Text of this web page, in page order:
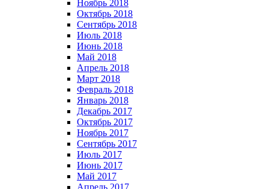
Ноябрь 2018
Октябрь 2018
Сентябрь 2018
Июль 2018
Июнь 2018
Май 2018
Апрель 2018
Март 2018
Февраль 2018
Январь 2018
Декабрь 2017
Октябрь 2017
Ноябрь 2017
Сентябрь 2017
Июль 2017
Июнь 2017
Май 2017
Апрель 2017